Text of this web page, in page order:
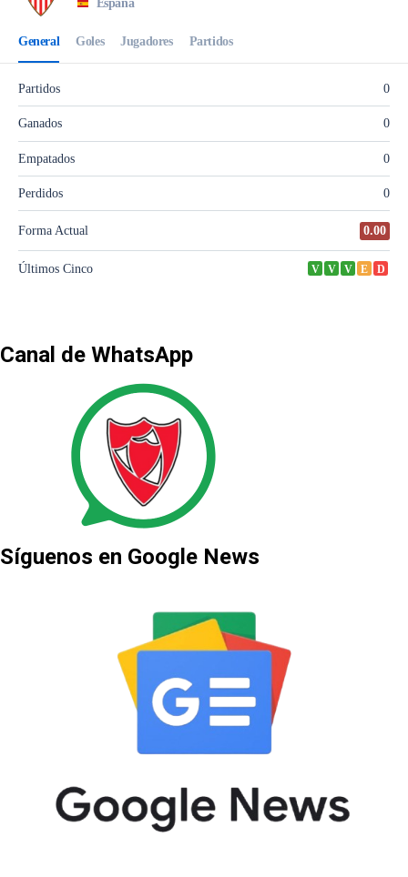
Canal de WhatsApp
Síguenos en Google News